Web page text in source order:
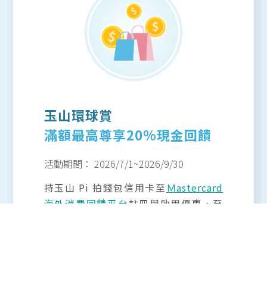
玉山環球賞
滿額最高尊享20%現金回饋
活動期間： 2026/7/1 ~2026/9/30
持玉山 Pi 拍錢包信用卡至 Ｍastercard
海外消費回饋平台註冊與啟用優惠，至